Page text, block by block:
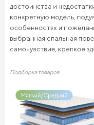
достоинства и
конкретную модель,
особенностях и
выбранная спальная
самочувствие, крепкое
Подборка товаров
Мягкий/Средний